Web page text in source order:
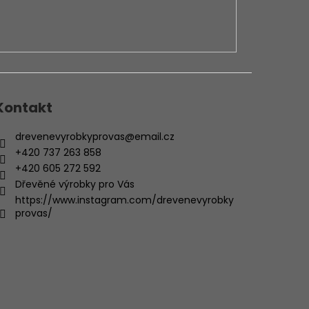
drevenevyrobkyprovas@email.cz
+420 737 263 858
+420 605 272 592
Dřevěné výrobky pro Vás
https://www.instagram.com/drevenevyrobky
provas/